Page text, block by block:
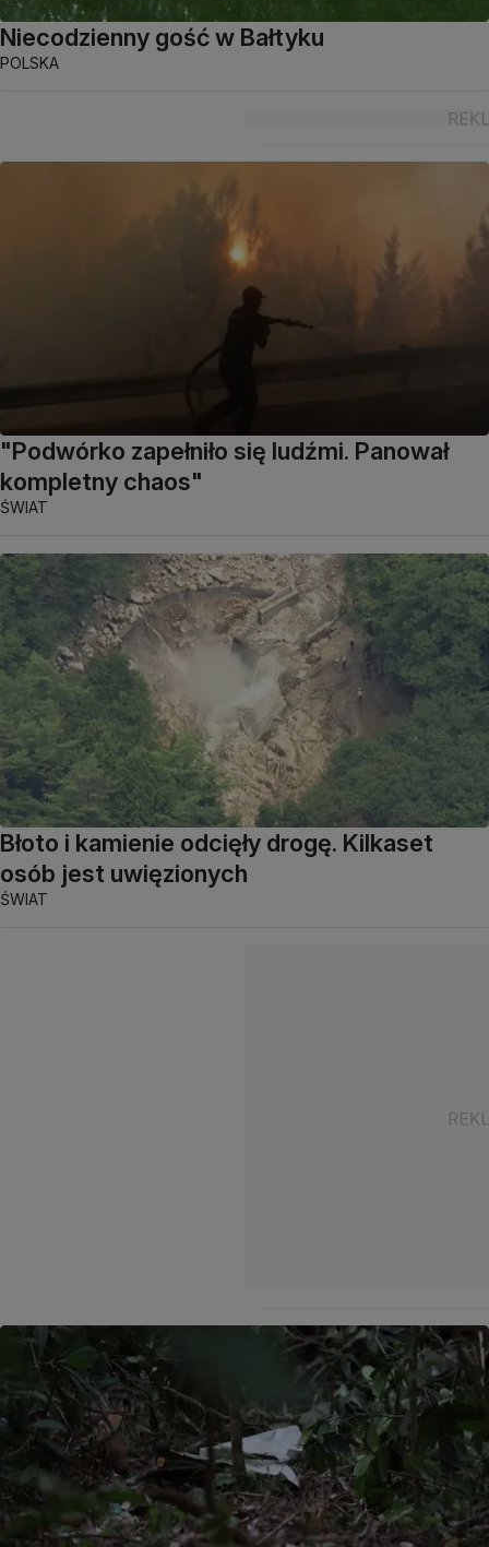
Niecodzienny gość w Bałtyku
POLSKA
"Podwórko zapełniło się ludźmi. Panował
kompletny chaos"
ŚWIAT
Błoto i kamienie odcięły drogę. Kilkaset
osób jest uwięzionych
ŚWIAT